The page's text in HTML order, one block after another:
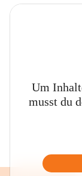
Um
musst du